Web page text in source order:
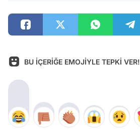
BU İÇERİĞE EMOJİYLE TEPKİ VER!